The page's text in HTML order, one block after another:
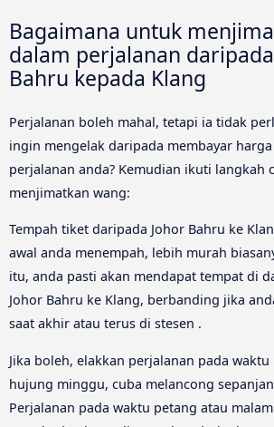
Bagaimana untuk
dalam perjalanan
Bahru kepada Klang
Perjalanan boleh mahal, tetapi ia tidak
ingin mengelak daripada membayar
perjalanan anda? Kemudian ikuti langkah
menjimatkan wang:
Tempah tiket daripada Johor Bahru ke
awal anda menempah, lebih murah
itu, anda pasti akan mendapat tempat di
Johor Bahru ke Klang, berbanding jika
saat akhir atau terus di stesen .
Jika boleh, elakkan perjalanan pada
hujung minggu, cuba melancong
Perjalanan pada waktu petang atau